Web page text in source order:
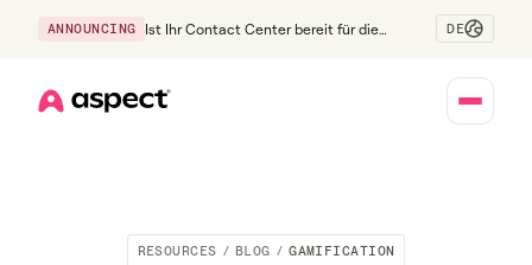
ANNOUNCING
Ist Ihr Contact Center bereit für die
DE
RESOURCES / BLOG / GAMIFICATION